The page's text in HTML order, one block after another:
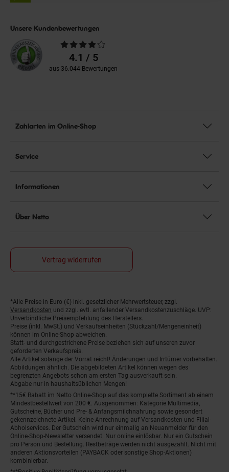
Unsere Kundenbewertungen
Durchschnittliche
Bewertungen4.1 / 5
aus 36.044 Bewertungen
Zahlarten im Online-Shop
Service
Informationen
Über Netto
Vertrag widerrufen
Fußnoten
*Alle Preise in Euro (€) inkl. gesetzlicher Mehrwertsteuer, zzgl.
Versandkosten und zzgl. evtl. anfallender Versandkostenzuschläge. UVP:
Unverbindliche Preisempfehlung des Herstellers.
Preise (inkl. MwSt.) und Verkaufseinheiten (Stückzahl/Mengeneinheit)
können im Online-Shop abweichen.
Statt- und durchgestrichene Preise beziehen sich auf unseren zuvor
geforderten Verkaufspreis.
Alle Artikel solange der Vorrat reicht! Änderungen und Irrtümer vorbehalten.
Abbildungen ähnlich. Die abgebildeten Artikel können wegen des
begrenzten Angebots schon am ersten Tag ausverkauft sein.
Abgabe nur in haushaltsüblichen Mengen!
**15€ Rabatt im Netto Online-Shop auf das komplette Sortiment ab einem
Mindestbestellwert von 200 €. Ausgenommen: Kategorie Multimedia,
Gutscheine, Bücher und Pre- & Anfangsmilchnahrung sowie gesondert
gekennzeichnete Artikel. Keine Anrechnung auf Versandkosten und Filial-
Abholservices. Der Gutschein wird nur einmalig an Neuanmelder für den
Online-Shop-Newsletter versendet. Nur online einlösbar. Nur ein Gutschein
pro Person und Bestellung. Restbeträge werden nicht ausgezahlt. Nicht mit
anderen Aktionsvorteilen (PAYBACK oder sonstige Shop-Aktionen)
kombinierbar.